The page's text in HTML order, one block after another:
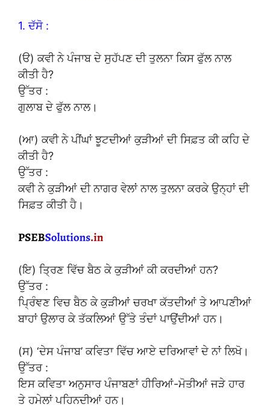
1. ਦੱਸੋ :
(ੳ) ਕਵੀ ਨੇ ਪੰਜਾਬ ਦੇ ਸੁਹੱਪਣ ਦੀ ਤੁਲਨਾ ਕਿਸ ਫੁੱਲ ਨਾਲ
ਕੀਤੀ ਹੈ?
ਉੱਤਰ :
ਗੁਲਾਬ ਦੇ ਫੁੱਲ ਨਾਲ।
(ਆ) ਕਵੀ ਨੇ ਪੀਂਘਾਂ ਝੂਟਦੀਆਂ ਕੁੜੀਆਂ ਦੀ ਸਿਫ਼ਤ ਕੀ ਕਹਿ ਦੇ
ਕੀਤੀ ਹੈ?
ਉੱਤਰ :
ਕਵੀ ਨੇ ਕੁੜੀਆਂ ਦੀ ਨਾਗਰ ਵੇਲਾਂ ਨਾਲ ਤੁਲਨਾ ਕਰਕੇ ਉਨ੍ਹਾਂ ਦੀ
ਸਿਫ਼ਤ ਕੀਤੀ ਹੈ।
(ਇ) ਤ੍ਰਿਣ ਵਿੱਚ ਬੈਠ ਕੇ ਕੁੜੀਆਂ ਕੀ ਕਰਦੀਆਂ ਹਨ?
ਉੱਤਰ :
ਪ੍ਰਿੰਞਣ ਵਿਚ ਬੈਠ ਕੇ ਕੁੜੀਆਂ ਚਰਖਾ ਕੱਤਦੀਆਂ ਤੇ ਆਪਣੀਆਂ
ਬਾਹਾਂ ਉਲਾਰ ਕੇ ਤੱਕਲਿਆਂ ਉੱਤੇ ਤੰਦਾਂ ਪਾਉਂਦੀਆਂ ਹਨ।
(ਸ) ‘ਦੇਸ ਪੰਜਾਬ’ ਕਵਿਤਾ ਵਿੱਚ ਆਏ ਦਰਿਆਵਾਂ ਦੇ ਨਾਂ ਲਿਖੋ।
ਉੱਤਰ :
ਇਸ ਕਵਿਤਾ ਅਨੁਸਾਰ ਪੰਜਾਬਣਾਂ ਹੀਰਿਆਂ-ਮੋਤੀਆਂ ਜੜੇ ਹਾਰ
ਤੇ ਹਮੇਲਾਂ ਪਹਿਨਦੀਆਂ ਹਨ।